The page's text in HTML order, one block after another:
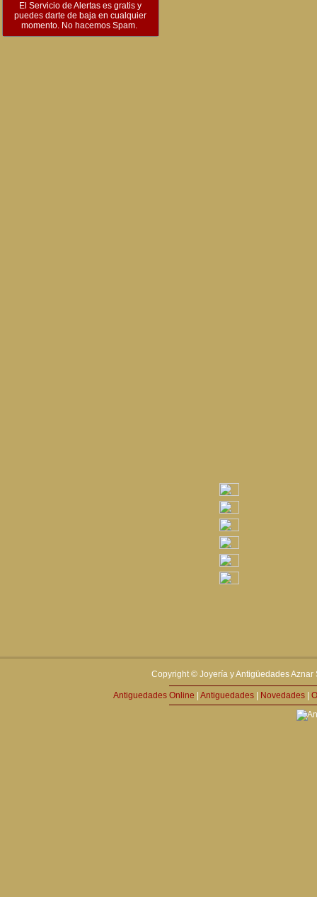
El Servicio de Alertas es gratis y
puedes darte de baja en cualquier
momento. No hacemos Spam.
Copyright © Joyería y Antigüedades
Antiguedades Online Antiguedades Novedades